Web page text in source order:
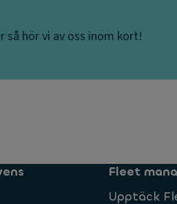
så hör vi av oss inom kort!
Fleet
Upptäck